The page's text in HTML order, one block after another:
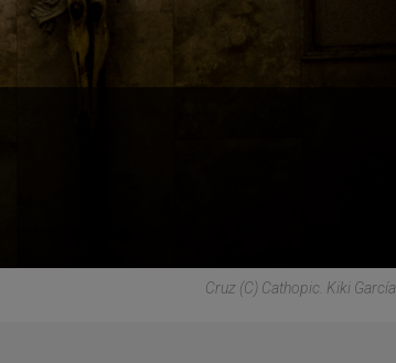
Cruz (C) Cathopic. Kiki García